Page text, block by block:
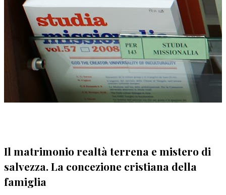
Il matrimonio realtà terrena e mistero di
salvezza. La concezione cristiana della
famiglia